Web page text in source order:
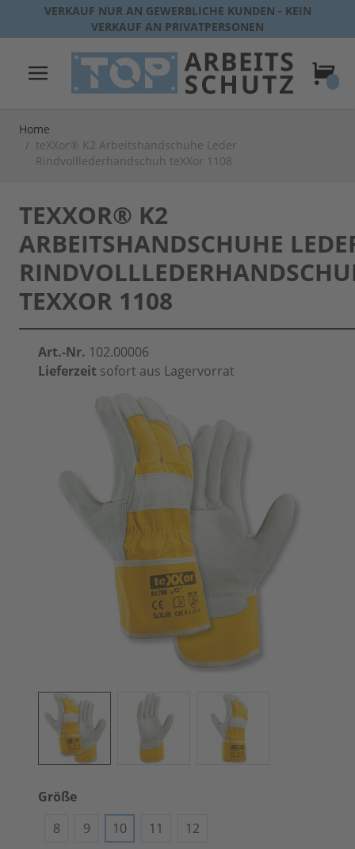
Direkt zum Inhalt
VERKAUF NUR AN GEWERBLICHE KUNDEN - KEIN
VERKAUF AN PRIVATPERSONEN
Home
/ teXXor® K2 Arbeitshandschuhe Leder
Rindvolllederhandschuh teXXor 1108
TEXXOR® K2
ARBEITSHANDSCHUHE
TEXXOR 1108
Art.-Nr. 102.00006
Lieferzeit sofort aus Lagervorrat
Größe
8
9 10 11
12